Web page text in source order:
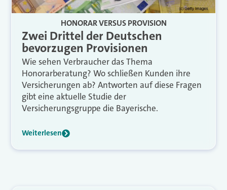
HONORAR VERSUS PROVISION
Zwei Drittel der Deutschen
bevorzugen Provisionen
Wie sehen Verbraucher das Thema
Honorarberatung? Wo schließen Kunden ihre
Versicherungen ab? Antworten auf diese Fragen
gibt eine aktuelle Studie der
Versicherungsgruppe die Bayerische.
Weiterlesen